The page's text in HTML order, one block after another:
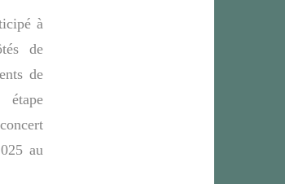
à
de
de
étape
au